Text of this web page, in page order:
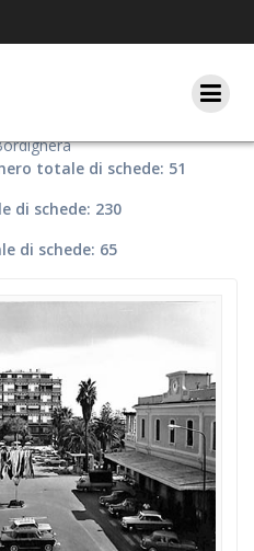
totale di schede: 51
di schede: 230
di schede: 65